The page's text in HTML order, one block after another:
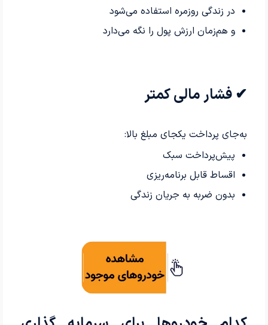
در زندگی روزمره استفاده می‌شود
و هم‌زمان ارزش پول را نگه می‌دارد
✔ فشار مالی کمتر
به‌جای پرداخت یکجای مبلغ بالا:
پیش‌پرداخت سبک
اقساط قابل برنامه‌ریزی
بدون ضربه به جریان زندگی